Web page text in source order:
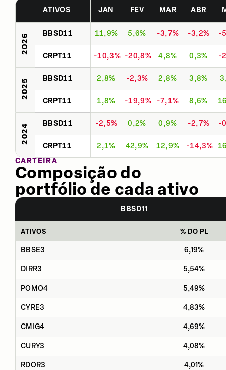
ATIVOS JAN FEV MAR ABR
2026 BBSD11 11,9% 5,6% -3,7% -3,2% -
CRPT11 -10,3% -20,8% 4,8% 0,3% -
2025 BBSD11 2,8% -2,3% 2,8% 3,8%
CRPT11 1,8% -19,9% -7,1% 8,6%
2024 BBSD11 -2,5% 0,2% 0,9% -2,7% -
CRPT11 2,1% 42,9% 12,9% -14,3%
CARTEIRA
Composição do
portfólio de cada ativo
BBSD11
ATIVOS % DO PL
BBSE3 6,19%
DIRR3 5,54%
POMO4 5,49%
CYRE3 4,83%
CMIG4 4,69%
CURY3 4,08%
RDOR3 4,01%